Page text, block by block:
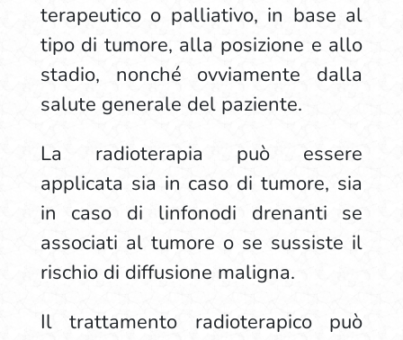
terapeutico o palliativo, in base al
tipo di tumore, alla posizione e allo
stadio, nonché ovviamente dalla
salute generale del paziente.
La radioterapia può essere
applicata sia in caso di tumore, sia
in caso di linfonodi drenanti se
associati al tumore o se sussiste il
rischio di diffusione maligna.
Il trattamento radioterapico può